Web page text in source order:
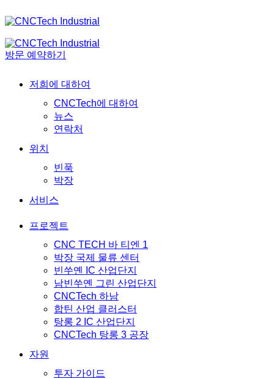
방문 예약하기
저희에 대하여
CNCTech에 대하여
뉴스
연락처
위치
빈푹
박장
서비스
프로젝트
CNC TECH 바 티엔 1
박장 국제 물류 센터
빈쑤옌 IC 산업단지
남빈쑤옌 그린 산업단지
CNCTech 하남
합틴 산업 클러스터
탕롱 2 IC 산업단지
CNCTech 탕롱 3 공장
자원
투자 가이드